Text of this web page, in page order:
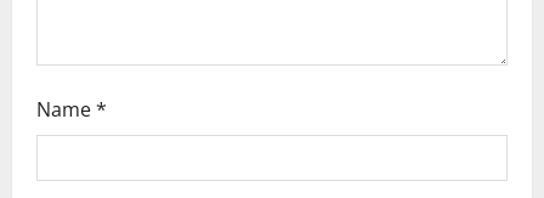
Name*